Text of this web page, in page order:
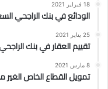
18 فبراير 2021
الودائع في بنك الراجحي
25 يناير 2021
تقييم العقار في بنك
8 مارس 2021
تمويل القطاع الخاص الغير